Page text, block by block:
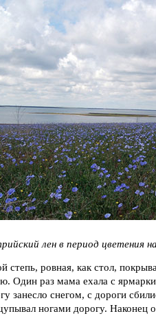
лен в период цветения
степь, ровная, как стол,
Один раз мама ехала с
занесло снегом, с дороги
ногами дорогу. Наконец